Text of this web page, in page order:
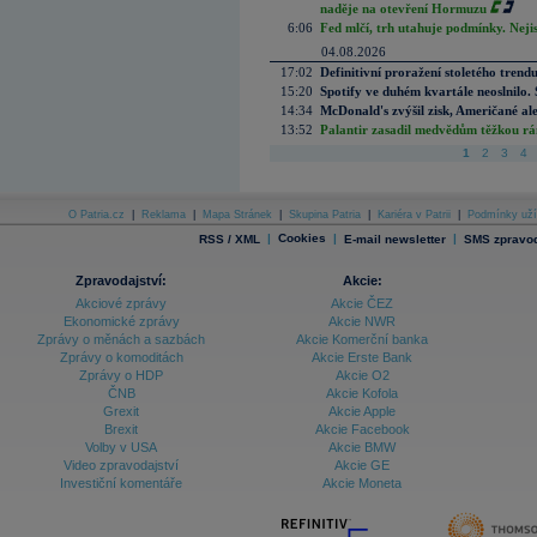
naděje na otevření Hormuzu
6:06 Fed mlčí, trh utahuje podmínky.
04.08.2026
17:02 Definitivní proražení stoletého
15:20 Spotify ve duhém kvartále neoslnilo.
14:34 McDonald's zvýšil zisk, Američané
13:52 Palantir zasadil medvědům těžkou
1 2 3 4
O Patria.cz Reklama Mapa Stránek Skupina Patria Kariéra v Patrii Podmínky
RSS / XML | Cookies | E-mail newsletter | SMS
Zpravodajství:
Akciové zprávy
Ekonomické zprávy
Zprávy o měnách a sazbách
Zprávy o komoditách
Zprávy o HDP
ČNB
Grexit
Brexit
Volby v USA
Video zpravodajství
Investiční komentáře
Akcie:
Akcie ČEZ
Akcie NWR
Akcie Komerční banka
Akcie Erste Bank
Akcie O2
Akcie Kofola
Akcie Apple
Akcie Facebook
Akcie BMW
Akcie GE
Akcie Moneta